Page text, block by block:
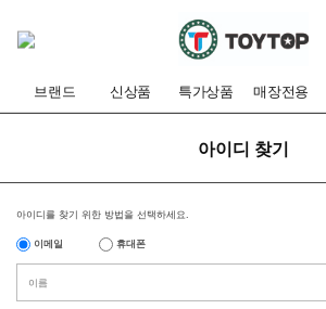
브랜드 신상품 특가상품 매장전용
아이디 찾기
아이디를 찾기 위한 방법을 선택하세요.
이메일 휴대폰